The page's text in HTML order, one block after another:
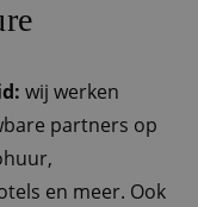
wij werken
partners op
en meer. Ook